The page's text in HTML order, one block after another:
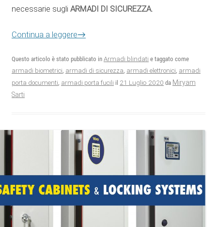
necessarie sugli ARMADI DI SICUREZZA.
Continua a leggere→
Questo articolo è stato pubblicato in Armadi blindati e taggato come
armadi biometrici, armadi di sicurezza, armadi elettronici, armadi
porta documenti, armadi porta fucili il 21 Luglio 2020 da Miryam
Sarti